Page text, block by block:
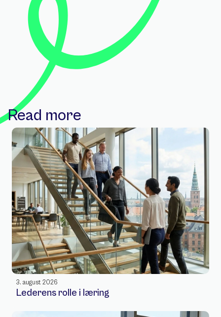
Read more
3. august 2026
Lederens rolle i læring